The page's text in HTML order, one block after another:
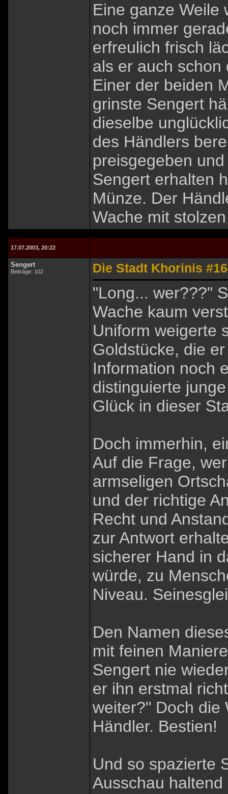
Eine ganze Weile
noch immer
erfreulich frisch
als er auch schon
Einer der beiden
grinste Sengert
dieselbe
des Händlers
preisgegeben
Sengert erhalten
Münze. Der
Wache mit
17.07.2003, 20:22
Sengert
Beiträge: 102 Die Stadt Khorinis #16
"Long... wer???"
Wache kaum
Uniform weigerte
Goldstücke, die
Information noch
distinguierte
Glück in dieser
Doch immerhin,
Auf die Frage,
armseligen
und der richtige
Recht und
zur Antwort
sicherer Hand in
würde, zu
Niveau.
Den Namen
mit feinen
Sengert nie
er ihn erstmal
weiter?" Doch die
Händler. Bestien!
Und so spazierte
Ausschau